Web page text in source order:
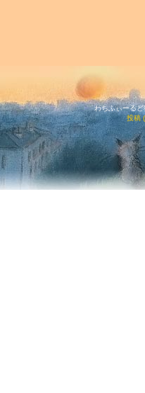
わちふぃーる
投稿